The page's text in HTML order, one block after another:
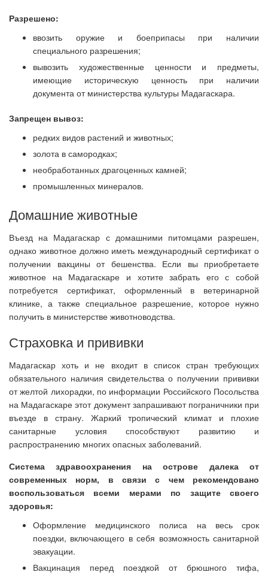
Разрешено:
ввозить оружие и боеприпасы при наличии
специального разрешения;
вывозить художественные ценности и предметы,
имеющие историческую ценность при наличии
документа от министерства культуры Мадагаскара.
Запрещен вывоз:
редких видов растений и животных;
золота в самородках;
необработанных драгоценных камней;
промышленных минералов.
Домашние животные
Въезд на Мадагаскар с домашними питомцами разрешен,
однако животное должно иметь международный сертификат о
получении вакцины от бешенства. Если вы приобретаете
животное на Мадагаскаре и хотите забрать его с собой
потребуется сертификат, оформленный в ветеринарной
клинике, а также специальное разрешение, которое нужно
получить в министерстве животноводства.
Страховка и прививки
Мадагаскар хоть и не входит в список стран требующих
обязательного наличия свидетельства о получении прививки
от желтой лихорадки, по информации Российского Посольства
на Мадагаскаре этот документ запрашивают пограничники при
въезде в страну. Жаркий тропический климат и плохие
санитарные условия способствуют развитию и
распространению многих опасных заболеваний.
Система здравоохранения на острове далека от
современных норм, в связи с чем рекомендовано
воспользоваться всеми мерами по защите своего
здоровья:
Оформление медицинского полиса на весь срок
поездки, включающего в себя возможность санитарной
эвакуации.
Вакцинация перед поездкой от брюшного тифа,